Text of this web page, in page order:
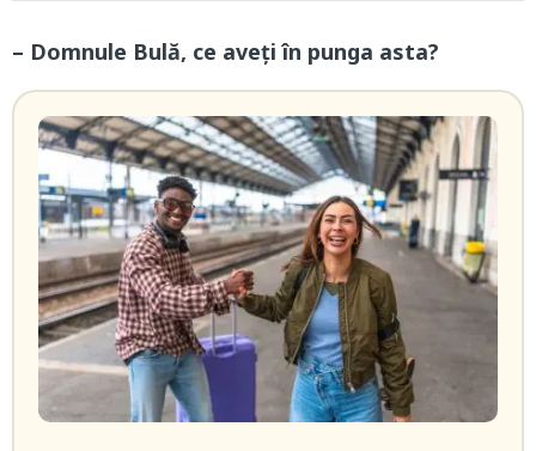
– Domnule Bulă, ce aveți în punga asta?